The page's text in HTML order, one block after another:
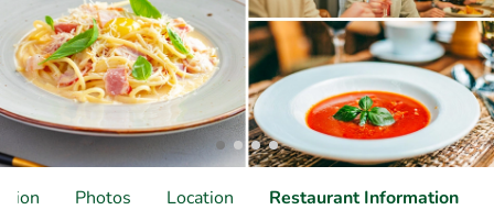
Photos Location Restaurant Information